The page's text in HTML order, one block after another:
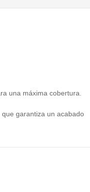
una máxima cobertura.
garantiza un acabado